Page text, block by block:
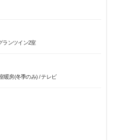
ランツイン2室
暖房(冬季のみ) / テレビ